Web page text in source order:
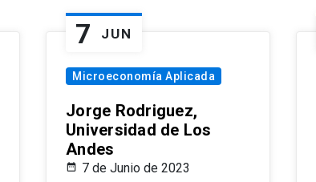
7 JUN
Microeconomía Aplicada
Jorge Rodriguez,
Universidad de Los
Andes
7 de Junio de 2023